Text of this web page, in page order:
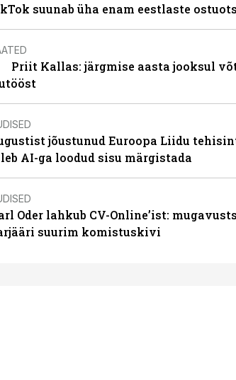
suunab üha enam eestlaste
Priit Kallas: järgmise aasta jooksul
jõustunud Euroopa Liidu
AI-ga loodud sisu märgistada
Oder lahkub CV-Online’ist:
suurim komistuskivi